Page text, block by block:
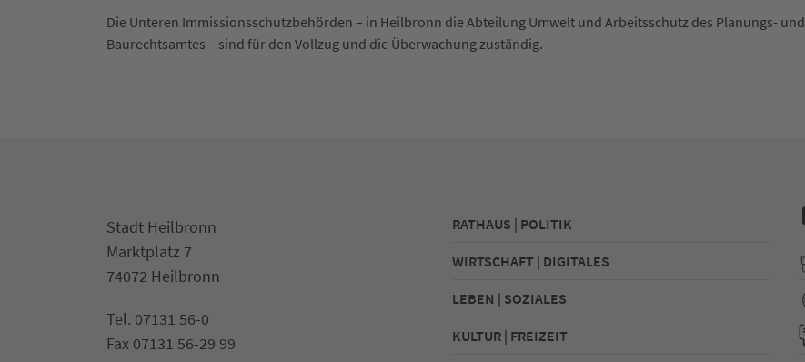
Die Unteren Immissionsschutzbehörden – in Heilbronn die Abteilung Umwelt und Arbeitsschutz des Planungs- und
Baurechtsamtes – sind für den Vollzug und die Überwachung zuständig.
Stadt Heilbronn
Marktplatz 7
74072 Heilbronn
Tel. 07131 56-0
Fax 07131 56-29 99
RATHAUS | POLITIK
WIRTSCHAFT | DIGITALES
LEBEN | SOZIALES
KULTUR | FREIZEIT